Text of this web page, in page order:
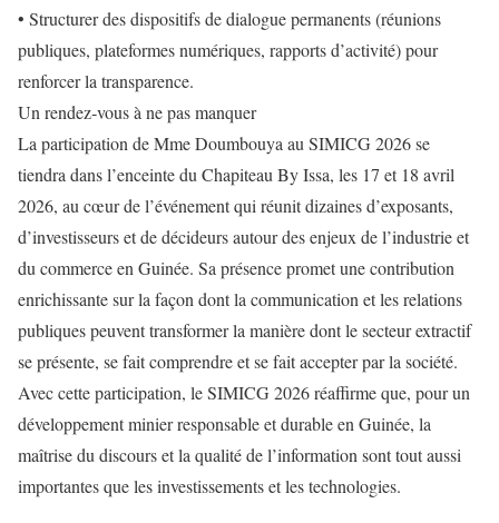
• Structurer des dispositifs de dialogue permanents (réunions
publiques, plateformes numériques, rapports d’activité) pour
renforcer la transparence.
Un rendez‑vous à ne pas manquer
La participation de Mme Doumbouya au SIMICG 2026 se
tiendra dans l’enceinte du Chapiteau By Issa, les 17 et 18 avril
2026, au cœur de l’événement qui réunit dizaines d’exposants,
d’investisseurs et de décideurs autour des enjeux de l’industrie et
du commerce en Guinée. Sa présence promet une contribution
enrichissante sur la façon dont la communication et les relations
publiques peuvent transformer la manière dont le secteur extractif
se présente, se fait comprendre et se fait accepter par la société.
Avec cette participation, le SIMICG 2026 réaffirme que, pour un
développement minier responsable et durable en Guinée, la
maîtrise du discours et la qualité de l’information sont tout aussi
importantes que les investissements et les technologies.